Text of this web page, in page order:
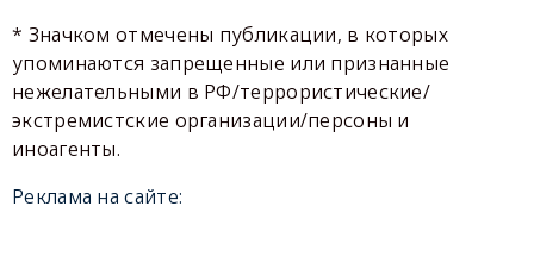
* Значком отмечены публикации, в которых
упоминаются запрещенные или признанные
нежелательными в РФ/террористические/
экстремистские организации/персоны и
иноагенты.
Реклама на сайте: